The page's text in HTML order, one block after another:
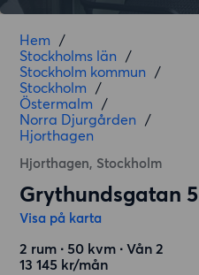
Hem /
Stockholms län /
Stockholm kommun /
Stockholm /
Östermalm /
Norra Djurgården /
Hjorthagen
Hjorthagen, Stockholm
Grythundsgatan 5
Visa på karta
2 rum ∙ 50 kvm ∙ Vån 2
13 145 kr/mån